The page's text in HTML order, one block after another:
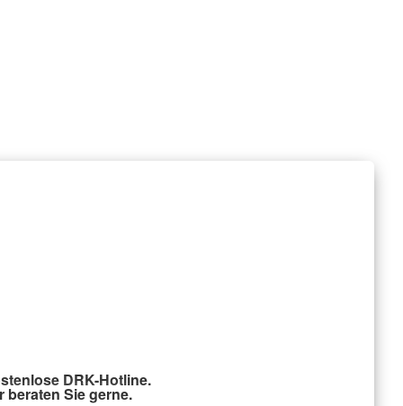
DRK-Hotline.
beraten Sie gerne.